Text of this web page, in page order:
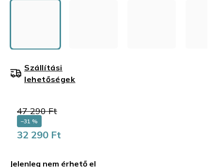
47 290 Ft
–31 %
32 290 Ft
Jelenleg nem érhető el
Szállítási
lehetőségek